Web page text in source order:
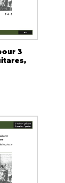
3